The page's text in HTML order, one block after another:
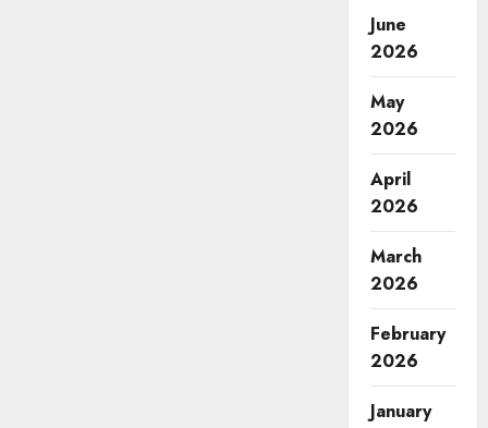
June
2026
May
2026
April
2026
March
2026
February
2026
January